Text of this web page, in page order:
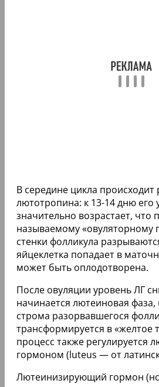
В середине цикла происходит
лютотропина: к 13-14 дню его
значительно возрастает, что
называемому «овуляторному
стенки фолликула
яйцеклетка попадает в
может быть оплодотворена.
После овуляции уровень ЛГ
начинается лютеиновая фаза,
строма разорвавшегося
трансформируется в «желтое
процесс также регулируется
гормоном (luteus — от
Лютеинизирующий гормон